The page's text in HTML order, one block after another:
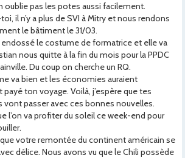
oublie pas les potes aussi facilement.
il n’y a plus de SVI à Mitry et nous rendons
le bâtiment le 31/03.
endossé le costume de formatrice et elle va
nous quitte à la fin du mois pour la PPDC
Du coup on cherche un RQ.
va bien et les économies auraient
payé ton voyage. Voilà, j’espère que tes
vont passer avec ces bonnes nouvelles.
l’on va profiter du soleil ce week-end pour
que votre remontée du continent américain se
délice. Nous avons vu que le Chili possède